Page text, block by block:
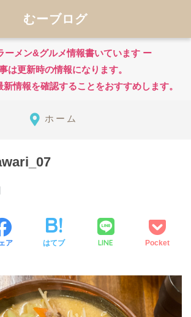
むーブログ
ーメン&グルメ情報書いています ー
は更新時の情報になります。
情報を確認することをおすすめします。
ホーム
ア はてブ LINE Pocket